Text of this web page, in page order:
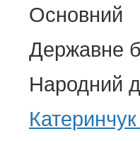
Основний
Державне
Народний